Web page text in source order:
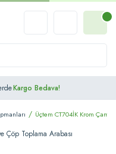
Kargo Bedava!
Üçtem CT704İK Krom